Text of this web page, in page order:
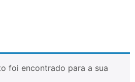
foi encontrado para a sua